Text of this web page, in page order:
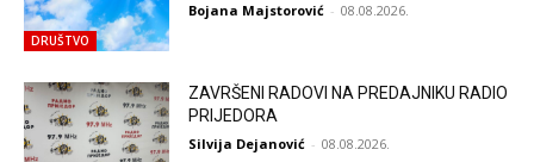
DRUŠTVO
Bojana Majstorović - 08.08.2026.
ZAVRŠENI RADOVI NA PREDAJNIKU RADIO
PRIJEDORA
Silvija Dejanović - 08.08.2026.